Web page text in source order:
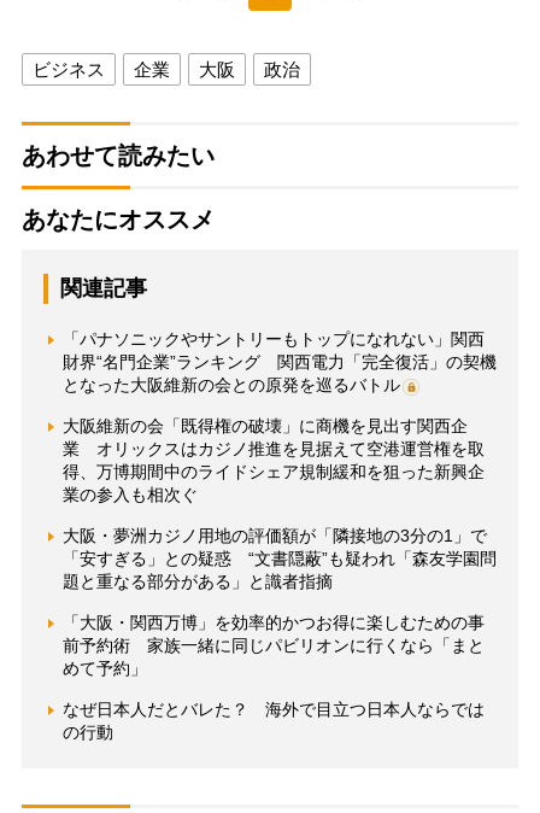
ビジネス 企業 大阪 政治
あわせて読みたい
あなたにオススメ
関連記事
「パナソニックやサントリーもトップになれない」関西
財界“名門企業”ランキング 関西電力「完全復活」の契機
となった大阪維新の会との原発を巡るバトル
大阪維新の会「既得権の破壊」に商機を見出す関西企
業 オリックスはカジノ推進を見据えて空港運営権を取
得、万博期間中のライドシェア規制緩和を狙った新興企
業の参入も相次ぐ
大阪・夢洲カジノ用地の評価額が「隣接地の3分の1」で
「安すぎる」との疑惑 “文書隠蔽”も疑われ「森友学園問
題と重なる部分がある」と識者指摘
「大阪・関西万博」を効率的かつお得に楽しむための事
前予約術 家族一緒に同じパビリオンに行くなら「まと
めて予約」
なぜ日本人だとバレた？ 海外で目立つ日本人ならでは
の行動